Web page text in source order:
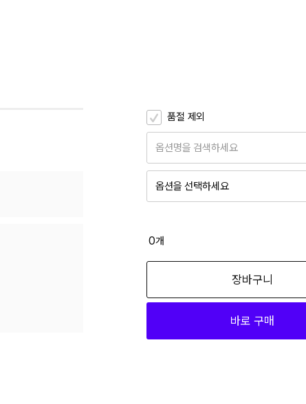
품절 제외
옵션명을 검색하세요
옵션을 선택하세요
0개
장바구니
바로 구매